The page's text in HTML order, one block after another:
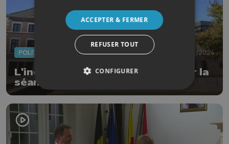
POLITIQUE 31/12/2024
L'inéligibilité d'un élu fait capoter la
séance du conseil communal à
Nandrin
ACCEPTER & FERMER
REFUSER TOUT
CONFIGURER